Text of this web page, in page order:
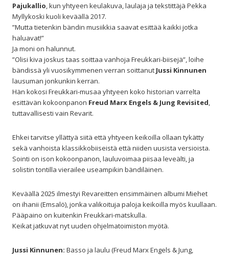
Pajukallio, kun yhtyeen keulakuva, laulaja ja tekstittäjä Pekka
Myllykoski kuoli keväällä 2017.
”Mutta tietenkin bändin musiikkia saavat esittää kaikki jotka
haluavat!”
Ja moni on halunnut.
”Olisi kiva joskus taas soittaa vanhoja Freukkari-biisejä”, loihe
bändissä yli vuosikymmenen verran soittanut Jussi Kinnunen
lausuman jonkunkin kerran.
Hän kokosi Freukkari-musaa yhtyeen koko historian varrelta
esittävän kokoonpanon Freud Marx Engels & Jung Revisited,
tuttavallisesti vain Revarit.
Ehkei tarvitse yllättyä siitä että yhtyeen keikoilla ollaan tykätty
sekä vanhoista klassikkobiiseistä että niiden uusista versioista.
Sointi on ison kokoonpanon, lauluvoimaa piisaa leveälti, ja
solistin tontilla vierailee useampikin bändiläinen.
Keväällä 2025 ilmestyi Revareitten ensimmäinen albumi Miehet
on ihanii (Emsalö), jonka valikoituja paloja keikoilla myös kuullaan.
Pääpaino on kuitenkin Freukkari-matskulla.
Keikat jatkuvat nyt uuden ohjelmatoimiston myötä.
Jussi Kinnunen: Basso ja laulu (Freud Marx Engels & Jung,